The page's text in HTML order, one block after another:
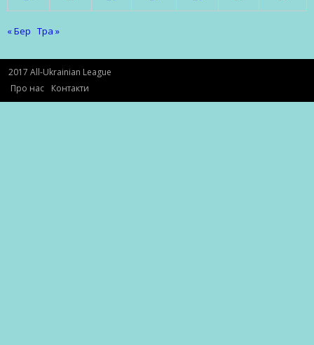
« Бер Тра »
2017 All-Ukrainian League
Про нас
Контакти